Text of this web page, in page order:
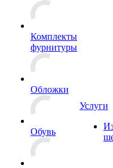
Комплекты
фурнитуры
Обложки
Обувь
Услуги